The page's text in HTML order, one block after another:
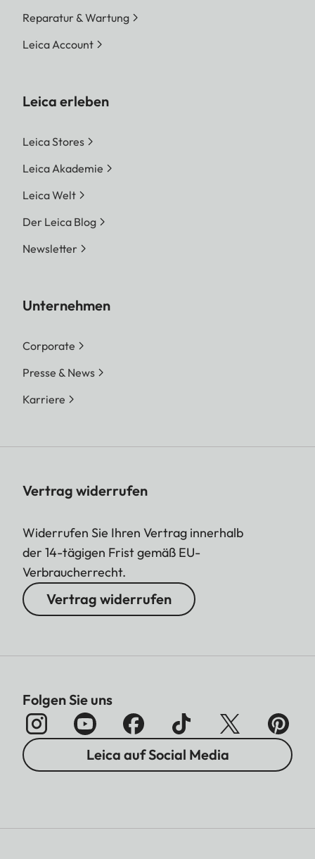
Reparatur & Wartung
Leica Account
Leica erleben
Leica Stores
Leica Akademie
Leica Welt
Der Leica Blog
Newsletter
Unternehmen
Corporate
Presse & News
Karriere
Vertrag widerrufen
Widerrufen Sie Ihren Vertrag innerhalb
der 14-tägigen Frist gemäß EU-
Verbraucherrecht.
Vertrag widerrufen
Folgen Sie uns
Leica auf Social Media